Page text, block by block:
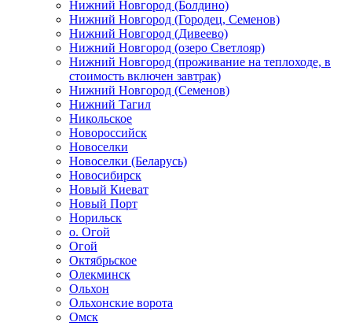
Нижний Новгород (Болдино)
Нижний Новгород (Городец, Семенов)
Нижний Новгород (Дивеево)
Нижний Новгород (озеро Светлояр)
Нижний Новгород (проживание на теплоходе, в
стоимость включен завтрак)
Нижний Новгород (Семенов)
Нижний Тагил
Никольское
Новороссийск
Новоселки
Новоселки (Беларусь)
Новосибирск
Новый Киеват
Новый Порт
Норильск
о. Огой
Огой
Октябрьское
Олекминск
Ольхон
Ольхонские ворота
Омск